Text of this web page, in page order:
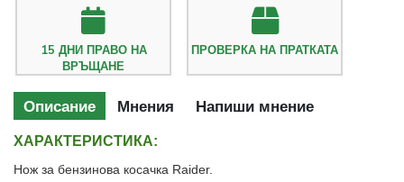
15 ДНИ ПРАВО НА
ВРЪЩАНЕ
ПРОВЕРКА НА ПРАТКАТА
Описание Мнения Напиши мнение
ХАРАКТЕРИСТИКА:
Нож за бензинова косачка Raider.